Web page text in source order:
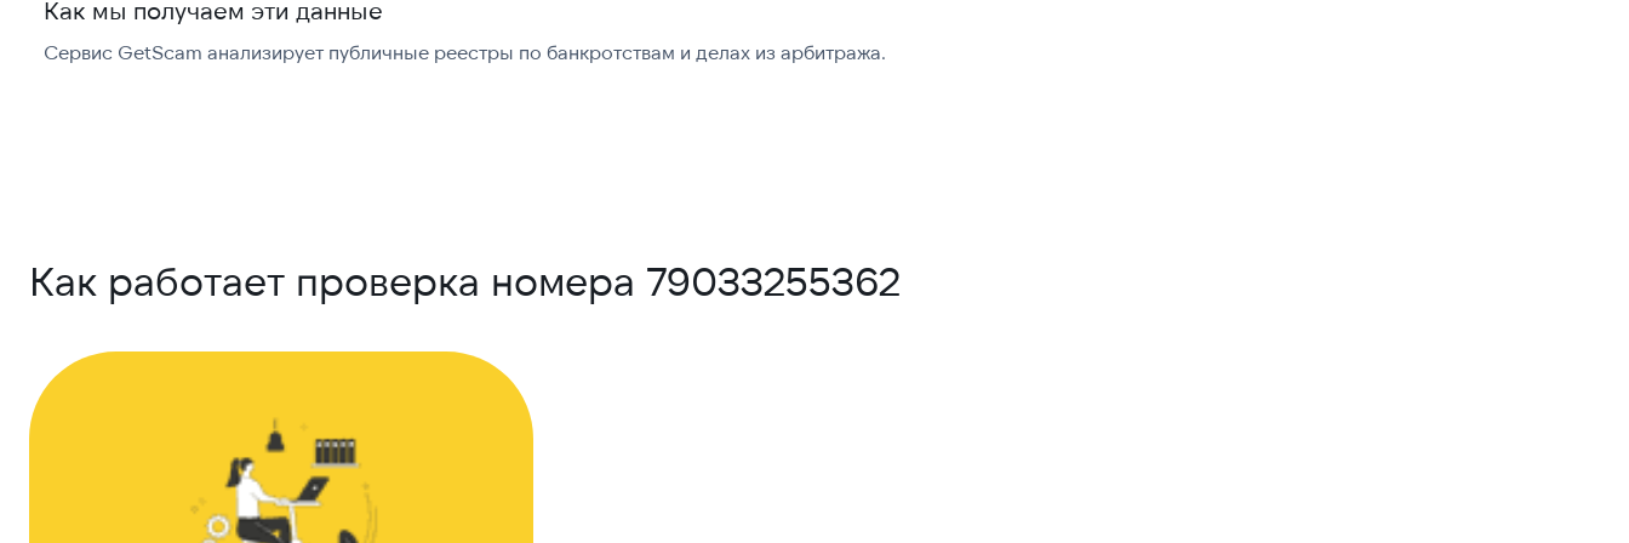
Как мы получаем эти данные
Сервис GetScam анализирует публичные реестры по банкротствам и делах из арбитража.
Как работает проверка номера 79033255362